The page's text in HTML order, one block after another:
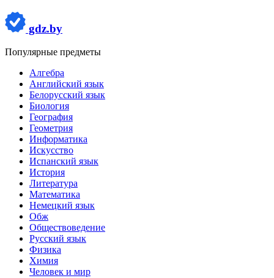
gdz.by
Популярные предметы
Алгебра
Английский язык
Белорусский язык
Биология
География
Геометрия
Информатика
Искусство
Испанский язык
История
Литература
Математика
Немецкий язык
Обж
Обществоведение
Русский язык
Физика
Химия
Человек и мир